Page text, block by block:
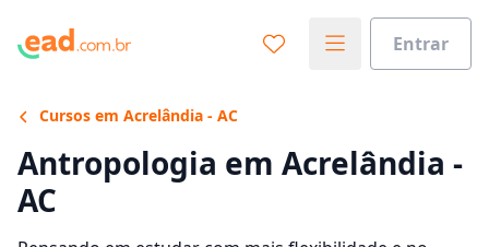
Entrar
Cursos em Acrelândia - AC
Antropologia em Acrelândia -
AC